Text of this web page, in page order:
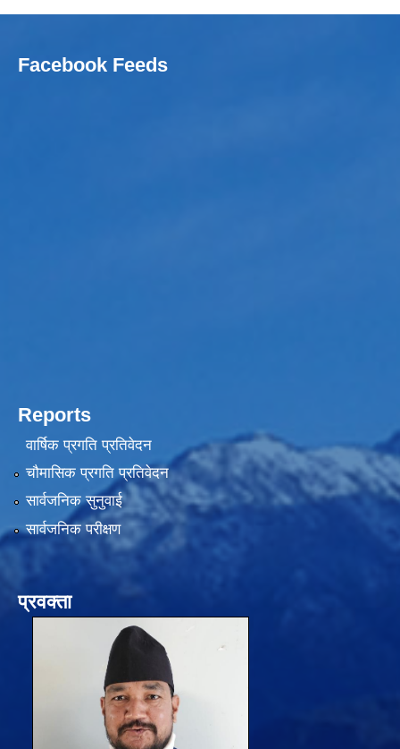
Facebook Feeds
Reports
वार्षिक प्रगति प्रतिवेदन
चौमासिक प्रगति प्रतिवेदन
सार्वजनिक सुनुवाई
सार्वजनिक परीक्षण
प्रवक्ता